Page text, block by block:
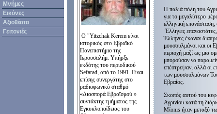
Μνήμες
Εικόνες
Αξιοθέατα
Γειτονιές
Ο "Yitzchak Kerem είναι
ιστορικός στο Εβραϊκό
Πανεπιστήμιο της
Ιερουσαλήμ. Υπήρξε
εκδότης του περιοδικού
Sefarad, από το 1991. Είναι
επίσης συνεργάτης στο
ραδιοφωνικό σταθμό
«Διασπορά Εβραϊσμού »
συντάκτης τμήματος της
Εγκυκλοπαίδειας του
Η παλιά πόλη του
για το μεγαλύτερο
ελληνική επανάσταση,
Έλληνες
Έλληνες έκαναν
μουσουλμάνοι και οι
περιοχή μαζί ως μια
μπορούσαν να
επέστρεψαν, αλλά οι
των μουσουλμάνων
Εβραίος.
Σκοπός αυτού του
Αγρινίου κατά τη
Μίοnis ήταν μεταξύ